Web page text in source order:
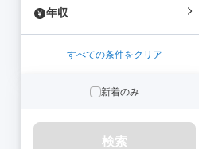
年収
すべての条件をクリア
新着のみ
検索